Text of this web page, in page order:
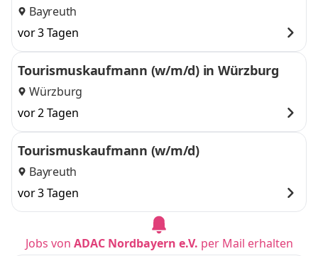
Bayreuth
vor 3 Tagen
Tourismuskaufmann (w/m/d) in Würzburg
Würzburg
vor 2 Tagen
Tourismuskaufmann (w/m/d)
Bayreuth
vor 3 Tagen
Jobs von ADAC Nordbayern e.V. per Mail erhalten